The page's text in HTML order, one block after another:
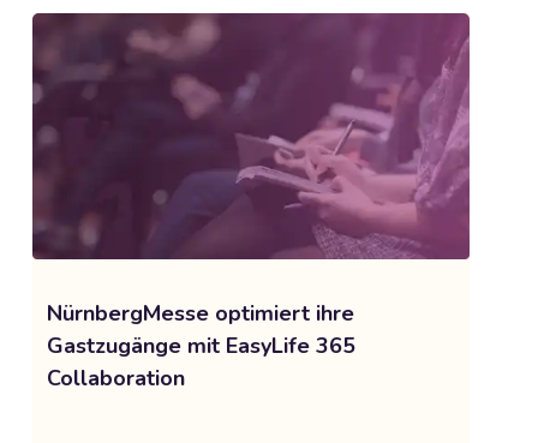
NürnbergMesse optimiert ihre
Gastzugänge mit EasyLife 365
Collaboration